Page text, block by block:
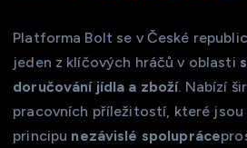
Platforma Bolt se v České
jeden z klíčových hráčů v oblasti
doručování jídla a zboží. Nabízí
pracovních příležitostí, které jsou
principu nezávislé spolupráce